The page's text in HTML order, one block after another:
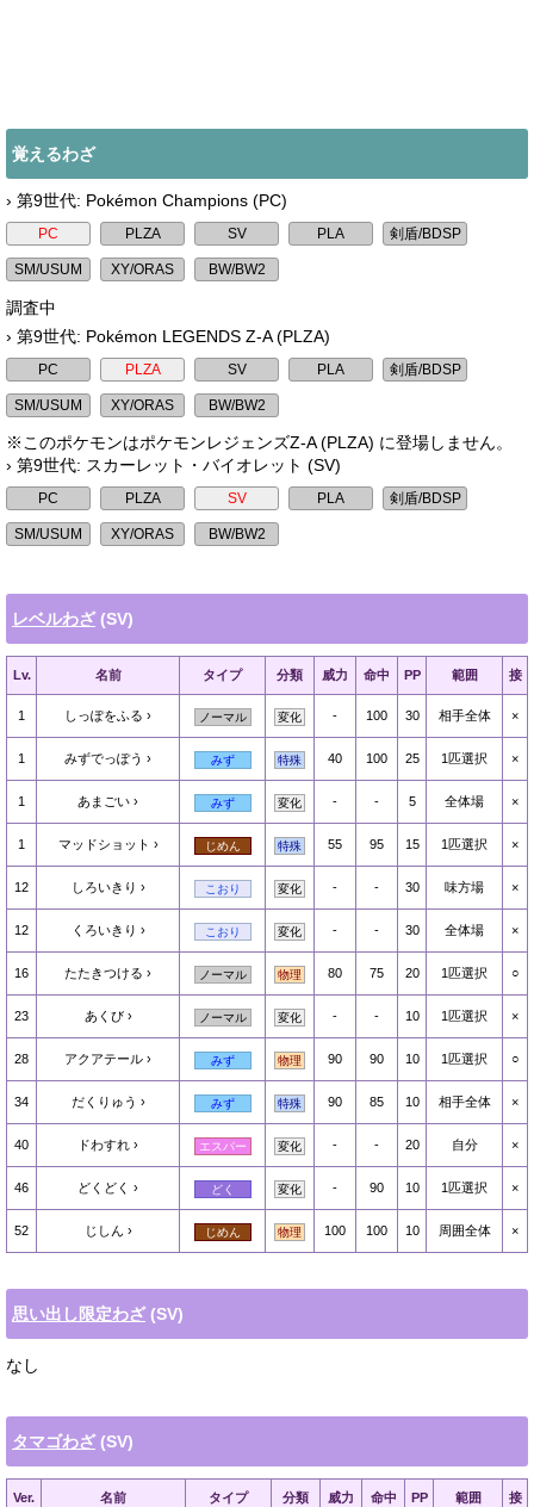
覚えるわざ
› 第9世代: Pokémon Champions (PC)
調査中
› 第9世代: Pokémon LEGENDS Z-A (PLZA)
※このポケモンはポケモンレジェンズZ-A (PLZA) に登場しません。
› 第9世代: スカーレット・バイオレット (SV)
レベルわざ (SV)
Lv. 名前 タイプ 分類 威力 命中 PP 範囲 接
1 しっぽをふる ノーマル 変化 - 100 30 相手全体 ×
1 みずでっぽう みず 特殊 40 100 25 1匹選択 ×
1 あまごい みず 変化 - - 5 全体場 ×
1 マッドショット じめん 特殊 55 95 15 1匹選択 ×
12 しろいきり こおり 変化 - - 30 味方場 ×
12 くろいきり こおり 変化 - - 30 全体場 ×
16 たたきつける ノーマル 物理 80 75 20 1匹選択 ○
23 あくび ノーマル 変化 - - 10 1匹選択 ×
28 アクアテール みず 物理 90 90 10 1匹選択 ○
34 だくりゅう みず 特殊 90 85 10 相手全体 ×
40 ドわすれ エスパー 変化 - - 20 自分 ×
46 どくどく どく 変化 - 90 10 1匹選択 ×
52 じしん じめん 物理 100 100 10 周囲全体 ×
思い出し限定わざ (SV)
なし
タマゴわざ (SV)
Ver. 名前 タイプ 分類 威力 命中 PP 範囲 接